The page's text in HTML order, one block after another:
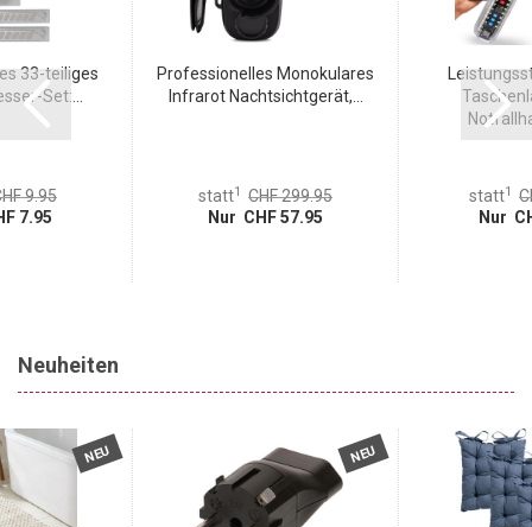
33-teiliges
Set:...
9.95
7.95
Professionelles Monokulares
Infrarot Nachtsichtgerät,...
statt1
CHF 299.95
Nur CHF 57.95
statt1
Nur
Neuheiten
NEU NEU